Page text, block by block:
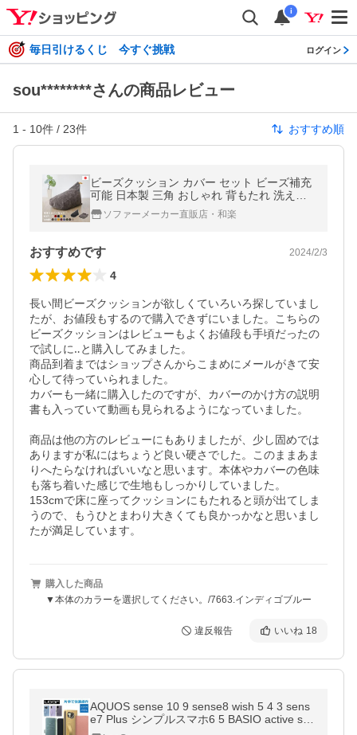
i
毎日引けるくじ 今すぐ挑戦 ログイン
sou********さんの商品レビュー
1 - 10件 / 23件 おすすめ順
ビーズクッション カバー セット ビーズ補充
可能 日本製 三角 おしゃれ 背もたれ 洗える
北欧 コンパクト 座椅子
ソファーメーカー直販店・和楽
おすすめです 2024/2/3
4
長い間ビーズクッションが欲しくていろいろ探していまし
たが、お値段もするので購入できずにいました。こちらの
ビーズクッションはレビューもよくお値段も手頃だったの
で試しに‥と購入してみました。
商品到着まではショップさんからこまめにメールがきて安
心して待っていられました。
カバーも一緒に購入したのですが、カバーのかけ方の説明
書も入っていて動画も見られるようになっていました。
商品は他の方のレビューにもありましたが、少し固めでは
ありますが私にはちょうど良い硬さでした。このままあま
りへたらなければいいなと思います。本体やカバーの色味
も落ち着いた感じで生地もしっかりしていました。
153cmで床に座ってクッションにもたれると頭が出てしま
うので、もうひとまわり大きくても良かっかなと思いまし
たが満足しています。
購入した商品
▼本体のカラーを選択してください。/7663.インディゴブルー
違反報告 いいね 18
AQUOS sense 10 9 sense8 wish 5 4 3 sens
e7 Plus シンプルスマホ6 5 BASIO active se
nse6s wish2 wish zero6 sense6 sense5G se